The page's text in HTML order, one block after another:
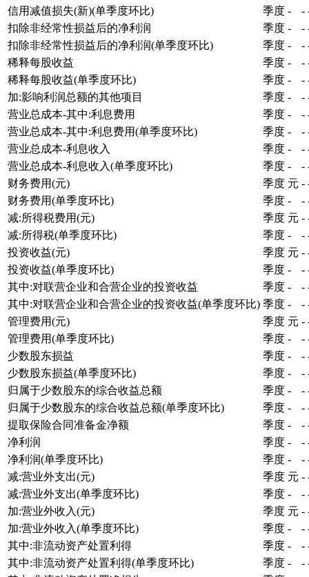
信用减值损失(新)(单季度环比)
季度 - -
扣除非经常性损益后的净利润
季度 - -
扣除非经常性损益后的净利润(单季度环比)
季度 - -
稀释每股收益
季度 - -
稀释每股收益(单季度环比)
季度 - -
加:影响利润总额的其他项目
季度 - -
营业总成本-其中:利息费用
季度 - -
营业总成本-其中:利息费用(单季度环比)
季度 - -
营业总成本-利息收入
季度 - -
营业总成本-利息收入(单季度环比)
季度 - -
财务费用(元)
季度 元 -
财务费用(单季度环比)
季度 - -
减:所得税费用(元)
季度 元 -
减:所得税(单季度环比)
季度 - -
投资收益(元)
季度 元 -
投资收益(单季度环比)
季度 - -
其中:对联营企业和合营企业的投资收益
季度 - -
其中:对联营企业和合营企业的投资收益(单季度环比) 季度 - -
管理费用(元)
季度 元 -
管理费用(单季度环比)
季度 - -
少数股东损益
季度 - -
少数股东损益(单季度环比)
季度 - -
归属于少数股东的综合收益总额
季度 - -
归属于少数股东的综合收益总额(单季度环比)
季度 - -
提取保险合同准备金净额
季度 - -
净利润
季度 - -
净利润(单季度环比)
季度 - -
减:营业外支出(元)
季度 元 -
减:营业外支出(单季度环比)
季度 - -
加:营业外收入(元)
季度 元 -
加:营业外收入(单季度环比)
季度 - -
其中:非流动资产处置利得
季度 - -
其中:非流动资产处置利得(单季度环比)
季度 - -